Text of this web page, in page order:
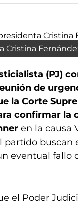
Cristina
(PJ)
de
la Corte
confirmar la
en la causa
partido buscan
eventual fallo
el Poder